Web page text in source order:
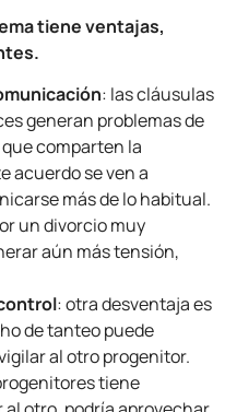
tiene ventajas,
: las cláusulas
generan problemas de
comparten la
acuerdo se ven a
más de lo habitual.
un divorcio muy
aún más tensión,
: otra desventaja es
de tanteo puede
al otro progenitor.
tiene